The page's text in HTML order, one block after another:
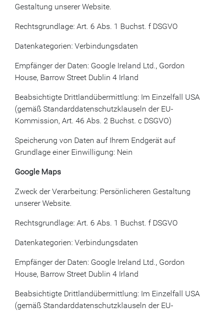
Gestaltung unserer Website.
Rechtsgrundlage: Art. 6 Abs. 1 Buchst. f DSGVO
Datenkategorien: Verbindungsdaten
Empfänger der Daten: Google Ireland Ltd., Gordon
House, Barrow Street Dublin 4 Irland
Beabsichtigte Drittlandübermittlung: Im Einzelfall USA
(gemäß Standarddatenschutzklauseln der EU-
Kommission, Art. 46 Abs. 2 Buchst. c DSGVO)
Speicherung von Daten auf Ihrem Endgerät auf
Grundlage einer Einwilligung: Nein
Google Maps
Zweck der Verarbeitung: Persönlicheren Gestaltung
unserer Website.
Rechtsgrundlage: Art. 6 Abs. 1 Buchst. f DSGVO
Datenkategorien: Verbindungsdaten
Empfänger der Daten: Google Ireland Ltd., Gordon
House, Barrow Street Dublin 4 Irland
Beabsichtigte Drittlandübermittlung: Im Einzelfall USA
(gemäß Standarddatenschutzklauseln der EU-